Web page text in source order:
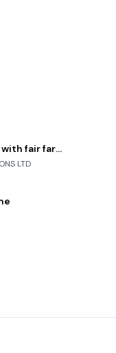
inDrive. Rides with fair fares
LTD